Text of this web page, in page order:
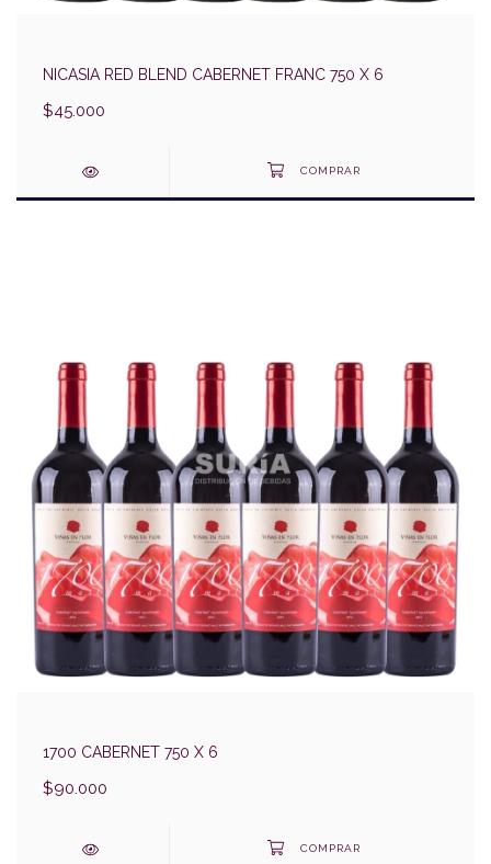
NICASIA RED BLEND CABERNET FRANC 750 X 6
$45.000
1700 CABERNET 750 X 6
$90.000